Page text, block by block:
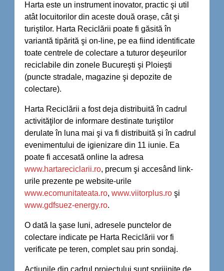
Harta este un instrument inovator, practic şi util
atât locuitorilor din aceste două orașe, cât şi
turiştilor. Harta Reciclării poate fi găsită în
variantă tipărită şi on-line, pe ea fiind identificate
toate centrele de colectare a tuturor deşeurilor
reciclabile din zonele Bucureşti şi Ploieşti
(puncte stradale, magazine şi depozite de
colectare).
Harta Reciclării a fost deja distribuită în cadrul
activităţilor de informare destinate turiştilor
derulate în luna mai şi va fi distribuită și în cadrul
evenimentului de igienizare din 11 iunie. Ea
poate fi accesată online la adresa
www.hartareciclarii.ro, precum şi accesând link-
urile prezente pe website-urile
www.ecomunitateata.ro, www.viitorplus.ro şi
www.gdfsuez-energy.ro.
O dată la şase luni, adresele punctelor de
colectare indicate pe Harta Reciclării vor fi
verificate pe teren, complet sau prin sondaj.
Acţiunile din cadrul proiectului sunt sprijinite de